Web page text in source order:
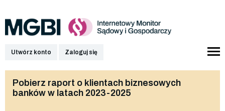
Utwórz konto Zaloguj się
Pobierz raport o klientach biznesowych
banków w latach 2023-2025